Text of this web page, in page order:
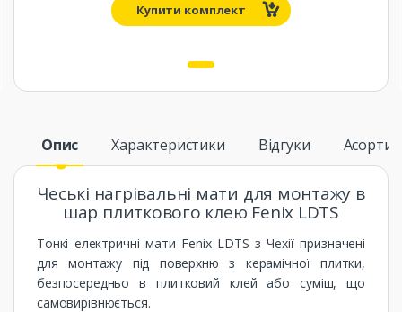
Купити комплект
Опис Характеристики Відгуки
Чеські нагрівальні мати для монтажу в
шар плиткового клею Fenix ​​LDTS
Тонкі електричні мати Fenix ​​LDTS з Чехії призначені
для монтажу під поверхню з керамічної плитки,
безпосередньо в плитковий клей або суміш, що
самовирівнюється.